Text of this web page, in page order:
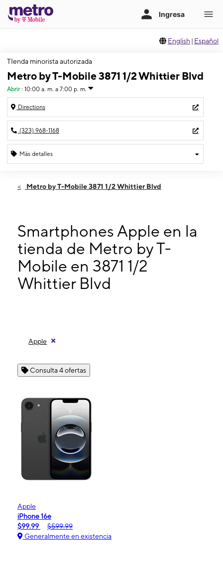
English | Español
TIenda minorista autorizada
Metro by T-Mobile 3871 1/2 Whittier Blvd
Abrir : 10:00 a. m. a 7:00 p. m.
Directions
(323) 968-1168
Más detalles
Jueves:10:00 a. m. a 7:00 p. m.
10:00 a. m. a 7:00 p. m.
Martes: 10:00 a. m. a 7:00 p. m.
Miérc:10:00 a. m. a 7:00 p. m.
3871 1/2 Whittier Blvd Los Angeles, CA 90023
Metro by T-Mobile 3871 1/2 Whittier Blvd
Smartphones Apple en la
tienda de Metro by T-
Mobile en 3871 1/2
Whittier Blvd
Apple
Consulta 4 ofertas
Apple
iPhone 16e
$99.99
$599.99
Generalmente en existencia